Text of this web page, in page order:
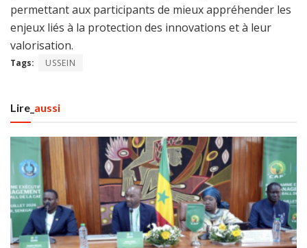
permettant aux participants de mieux appréhender les
enjeux liés à la protection des innovations et à leur
valorisation.
Tags: USSEIN
Lire_ aussi